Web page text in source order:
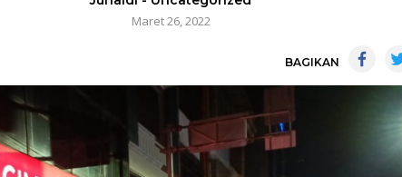
Maret 26, 2022
BAGIKAN